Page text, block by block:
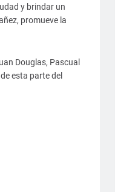
y brindar un
promueve la
Douglas, Pascual
esta parte del